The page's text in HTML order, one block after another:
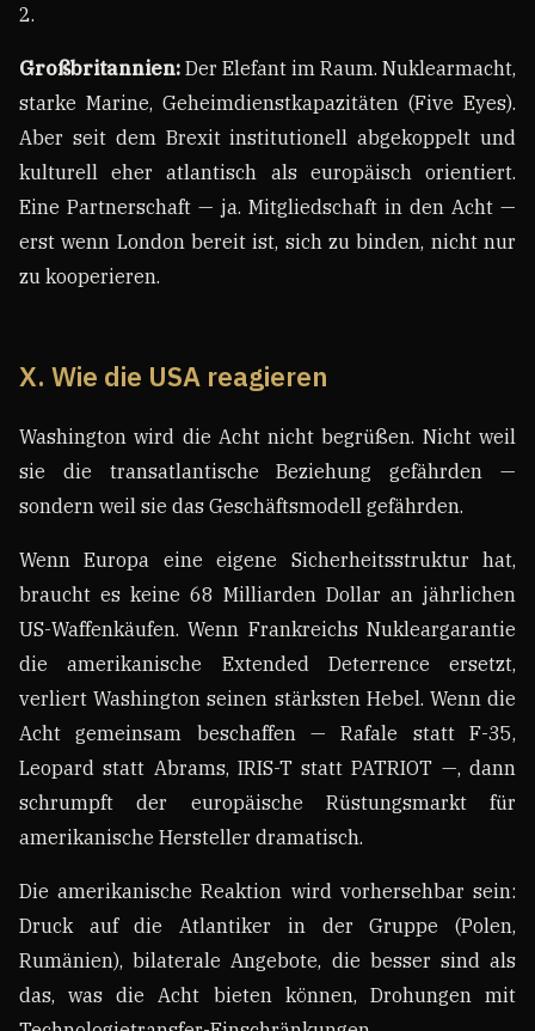
2.
Großbritannien: Der Elefant im Raum. Nuklearmacht,
starke Marine, Geheimdienstkapazitäten (Five Eyes).
Aber seit dem Brexit institutionell abgekoppelt und
kulturell eher atlantisch als europäisch orientiert.
Eine Partnerschaft — ja. Mitgliedschaft in den Acht —
erst wenn London bereit ist, sich zu binden, nicht nur
zu kooperieren.
X. Wie die USA reagieren
Washington wird die Acht nicht begrüßen. Nicht weil
sie die transatlantische Beziehung gefährden —
sondern weil sie das Geschäftsmodell gefährden.
Wenn Europa eine eigene Sicherheitsstruktur hat,
braucht es keine 68 Milliarden Dollar an jährlichen
US-Waffenkäufen. Wenn Frankreichs Nukleargarantie
die amerikanische Extended Deterrence ersetzt,
verliert Washington seinen stärksten Hebel. Wenn die
Acht gemeinsam beschaffen — Rafale statt F-35,
Leopard statt Abrams, IRIS-T statt PATRIOT —, dann
schrumpft der europäische Rüstungsmarkt für
amerikanische Hersteller dramatisch.
Die amerikanische Reaktion wird vorhersehbar sein:
Druck auf die Atlantiker in der Gruppe (Polen,
Rumänien), bilaterale Angebote, die besser sind als
das, was die Acht bieten können, Drohungen mit